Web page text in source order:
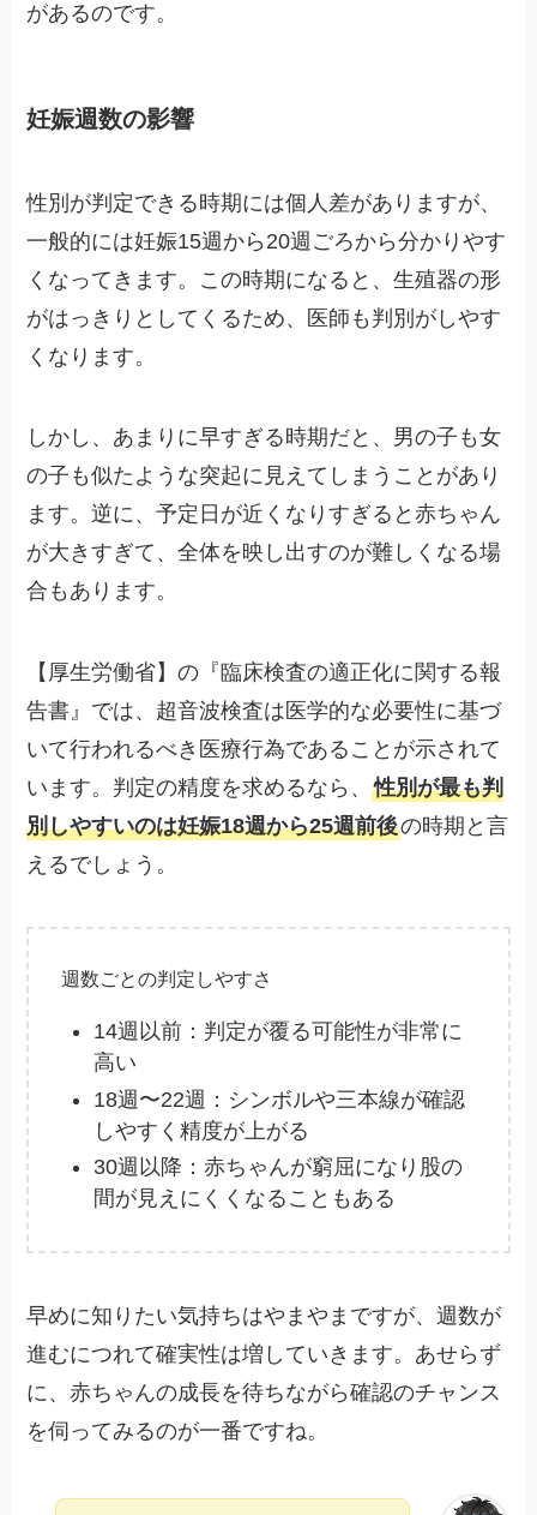
があるのです。
妊娠週数の影響
性別が判定できる時期には個人差がありますが、
一般的には妊娠15週から20週ごろから分かりやす
くなってきます。この時期になると、生殖器の形
がはっきりとしてくるため、医師も判別がしやす
くなります。
しかし、あまりに早すぎる時期だと、男の子も女
の子も似たような突起に見えてしまうことがあり
ます。逆に、予定日が近くなりすぎると赤ちゃん
が大きすぎて、全体を映し出すのが難しくなる場
合もあります。
【厚生労働省】の『臨床検査の適正化に関する報
告書』では、超音波検査は医学的な必要性に基づ
いて行われるべき医療行為であることが示されて
います。判定の精度を求めるなら、性別が最も判
別しやすいのは妊娠18週から25週前後の時期と言
えるでしょう。
週数ごとの判定しやすさ
14週以前：判定が覆る可能性が非常に
高い
18週〜22週：シンボルや三本線が確認
しやすく精度が上がる
30週以降：赤ちゃんが窮屈になり股の
間が見えにくくなることもある
早めに知りたい気持ちはやまやまですが、週数が
進むにつれて確実性は増していきます。あせらず
に、赤ちゃんの成長を待ちながら確認のチャンス
を伺ってみるのが一番ですね。